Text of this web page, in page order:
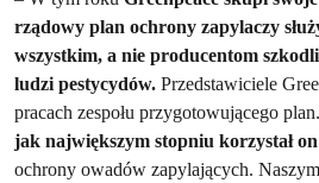
rządowy plan ochrony zapylaczy
wszystkim, a nie producentom
ludzi pestycydów. Przedstawiciele
pracach zespołu przygotowującego plan.
jak największym stopniu korzystał
ochrony owadów zapylających.